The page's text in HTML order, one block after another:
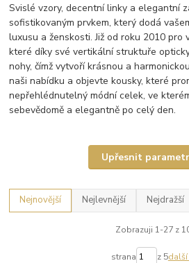
Svislé vzory, decentní linky a elegantní
sofistikovaným prvkem, který dodá
luxusu a ženskosti. Již od roku 2010 pro
které díky své vertikální struktuře
nohy, čímž vytvoří krásnou a
naši nabídku a objevte kousky, které
nepřehlédnutelný módní celek, ve
sebevědomě a elegantně po celý den.
Upřesnit
Nejnovější Nejlevnější Nejdražší
Zobrazuji 1-27 z
strana z 5další